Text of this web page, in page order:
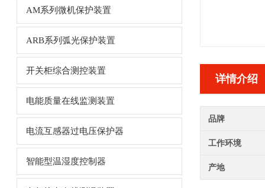
AM系列微机保护装置
ARB系列弧光保护装置
开关柜综合测控装置
电能质量在线监测装置
电流互感器过电压保护器
智能型温湿度控制器
详情介绍
品牌
工作环境
产地